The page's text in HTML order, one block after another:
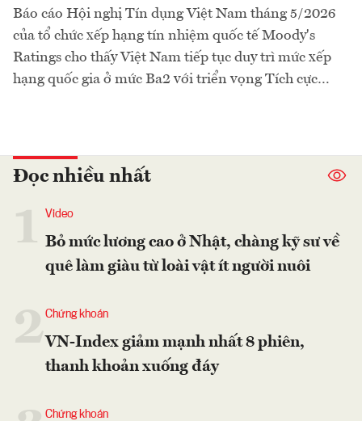
Báo cáo Hội nghị Tín dụng Việt Nam tháng 5/2026
của tổ chức xếp hạng tín nhiệm quốc tế Moody's
Ratings cho thấy Việt Nam tiếp tục duy trì mức xếp
hạng quốc gia ở mức Ba2 với triển vọng Tích cực…
Đọc nhiều nhất
Video
Bỏ mức lương cao ở Nhật, chàng kỹ sư về
quê làm giàu từ loài vật ít người nuôi
2Chứng khoán
VN-Index giảm mạnh nhất 8 phiên,
thanh khoản xuống đáy
Chứng khoán